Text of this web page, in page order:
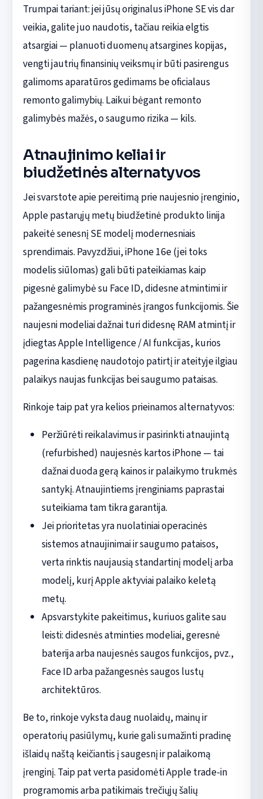
Trumpai tariant: jei jūsų originalus iPhone SE vis dar
veikia, galite juo naudotis, tačiau reikia elgtis
atsargiai — planuoti duomenų atsargines kopijas,
vengti jautrių finansinių veiksmų ir būti pasirengus
galimoms aparatūros gedimams be oficialaus
remonto galimybių. Laikui bėgant remonto
galimybės mažės, o saugumo rizika — kils.
Atnaujinimo keliai ir
biudžetinės alternatyvos
Jei svarstote apie pereitimą prie naujesnio įrenginio,
Apple pastarųjų metų biudžetinė produkto linija
pakeitė senesnį SE modelį modernesniais
sprendimais. Pavyzdžiui, iPhone 16e (jei toks
modelis siūlomas) gali būti pateikiamas kaip
pigesnė galimybė su Face ID, didesne atmintimi ir
pažangesnėmis programinės įrangos funkcijomis. Šie
naujesni modeliai dažnai turi didesnę RAM atmintį ir
įdiegtas Apple Intelligence / AI funkcijas, kurios
pagerina kasdienę naudotojo patirtį ir ateityje ilgiau
palaikys naujas funkcijas bei saugumo pataisas.
Rinkoje taip pat yra kelios prieinamos alternatyvos:
Peržiūrėti reikalavimus ir pasirinkti atnaujintą
(refurbished) naujesnės kartos iPhone — tai
dažnai duoda gerą kainos ir palaikymo trukmės
santykį. Atnaujintiems įrenginiams paprastai
suteikiama tam tikra garantija.
Jei prioritetas yra nuolatiniai operacinės
sistemos atnaujinimai ir saugumo pataisos,
verta rinktis naujausią standartinį modelį arba
modelį, kurį Apple aktyviai palaiko keletą
metų.
Apsvarstykite pakeitimus, kuriuos galite sau
leisti: didesnės atminties modeliai, geresnė
baterija arba naujesnės saugos funkcijos, pvz.,
Face ID arba pažangesnės saugos lustų
architektūros.
Be to, rinkoje vyksta daug nuolaidų, mainų ir
operatorių pasiūlymų, kurie gali sumažinti pradinę
išlaidų naštą keičiantis į saugesnį ir palaikomą
įrenginį. Taip pat verta pasidomėti Apple trade-in
programomis arba patikimais trečiųjų šalių